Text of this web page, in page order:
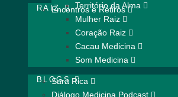
RAIZEncontros e Retiros
Território da Alma
Mulher Raiz
Coração Raiz
Cacau Medicina
Som Medicina
BLOGS
Sara Rica
Diálogo Medicina Podcast